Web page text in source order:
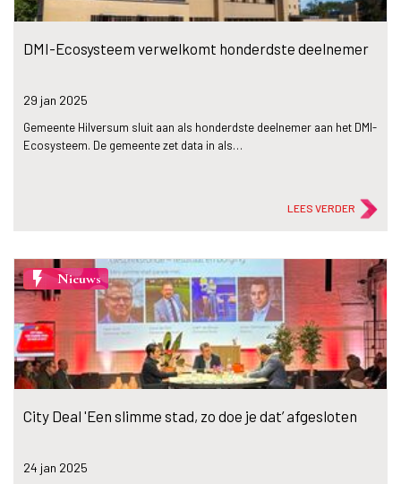
DMI-Ecosysteem verwelkomt honderdste deelnemer
29 jan 2025
Gemeente Hilversum sluit aan als honderdste deelnemer aan het DMI-
Ecosysteem. De gemeente zet data in als…
LEES VERDER
flash_on Nieuws
City Deal 'Een slimme stad, zo doe je dat’ afgesloten
24 jan 2025